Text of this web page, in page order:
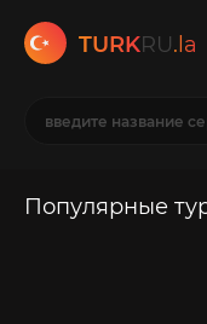
TURKRU.la
Популярные